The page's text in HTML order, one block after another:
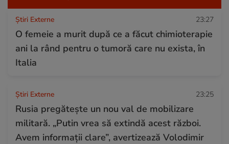
Știri Externe 23:27
O femeie a murit după ce a făcut chimioterapie
ani la rând pentru o tumoră care nu exista, în
Italia
Știri Externe 23:25
Rusia pregătește un nou val de mobilizare
militară. „Putin vrea să extindă acest război.
Avem informații clare”, avertizează Volodimir